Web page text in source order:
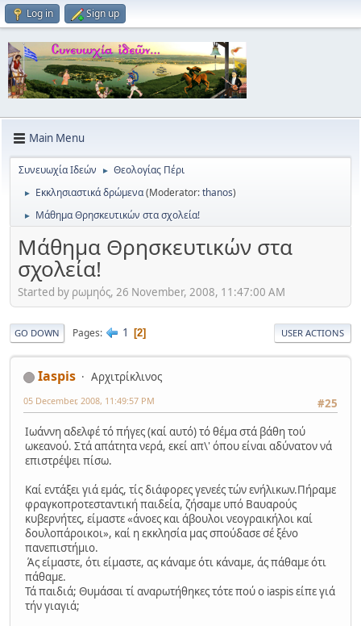
Log in Sign up
Main Menu
Συνευωχία Ιδεών ► Θεολογίας Πέρι
► Εκκλησιαστικά δρώμενα(Moderator:thanos)
► Μάθημα Θρησκευτικών στα σχολεία!
Μάθημα Θρησκευτικών στα
σχολεία!
Started by ρωμηός, 26 November, 2008, 11:47:00 AM
GO DOWN Pages 1 2 USER ACTIONS
Iaspis
Αρχιτρίκλινος
#25
05 December, 2008, 11:49:57 PM
Ιωάννη αδελφέ τό πήγες (καί αυτό) τό θέμα στά βάθη τού
ωκεανού. Στά απάτητα νερά, εκεί απ\' όπου είναι αδύνατον νά
επιστρέψει πίσω.
Καί εντάξει γιά εμάς, τίς διάφορες γενεές τών ενήλικων.Πήραμε
φραγκοπροτεσταντική παιδεία, ζήσαμε υπό Βαυαρούς
κυβερνήτες, είμαστε «άνοες και άβουλοι νεογραικήλοι καί
δουλοπάροικοι», καί η εκκλησία μας σπούδασε σέ ξένο
πανεπιστήμιο.
Άς είμαστε, ότι είμαστε, ας κάναμε ότι κάναμε, άς πάθαμε ότι
πάθαμε.
Τά παιδιά; Θυμάσαι τί αναρωτήθηκες τότε πού ο iaspis είπε γιά
τήν γιαγιά;